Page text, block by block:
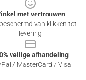
met vertrouwen
van klikken tot
levering
veilige afhandeling
/ MasterCard / Visa